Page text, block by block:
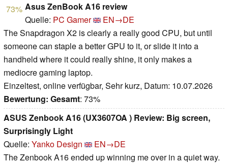
73% Asus ZenBook A16 review
Quelle: PC Gamer
EN→DE
The Snapdragon X2 is clearly a really good CPU, but until
someone can staple a better GPU to it, or slide it into a
handheld where it could really shine, it only makes a
mediocre gaming laptop.
Einzeltest, online verfügbar, Sehr kurz, Datum: 10.07.2026
Bewertung: Gesamt: 73%
ASUS Zenbook A16 (UX3607OA ) Review: Big screen,
Surprisingly Light
Quelle: Yanko Design
EN→DE
The Zenbook A16 ended up winning me over in a quiet way.